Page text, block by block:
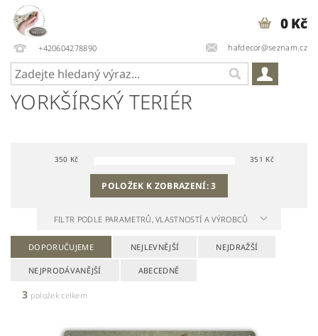
+420604278890 hafdecor@seznam.cz
0 Kč
YORKŠÍRSKÝ TERIÉR
350 Kč 351 Kč
POLOŽEK K ZOBRAZENÍ:3
FILTR PODLE PARAMETRŮ, VLASTNOSTÍ A VÝROBCŮ
DOPORUČUJEME NEJLEVNĚJŠÍ NEJDRAŽŠÍ
NEJPRODÁVANĚJŠÍ ABECEDNĚ
3 položek celkem